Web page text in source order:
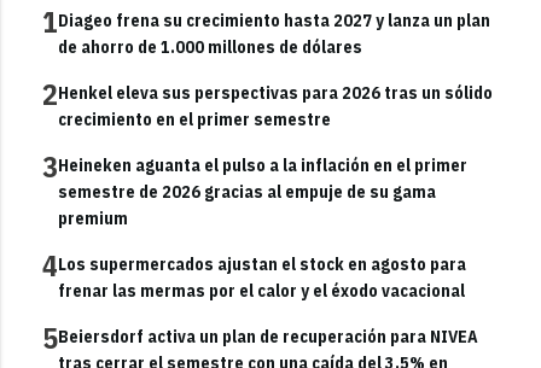
1Diageo frena su crecimiento hasta 2027 y lanza un plan
de ahorro de 1.000 millones de dólares
2Henkel eleva sus perspectivas para 2026 tras un sólido
crecimiento en el primer semestre
3Heineken aguanta el pulso a la inflación en el primer
semestre de 2026 gracias al empuje de su gama
premium
4Los supermercados ajustan el stock en agosto para
frenar las mermas por el calor y el éxodo vacacional
5Beiersdorf activa un plan de recuperación para NIVEA
tras cerrar el semestre con una caída del 3,5% en